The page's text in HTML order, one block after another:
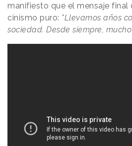
manifiesto que el mensaje final
cinismo puro: "Llevamos años
sociedad. Desde siempre,